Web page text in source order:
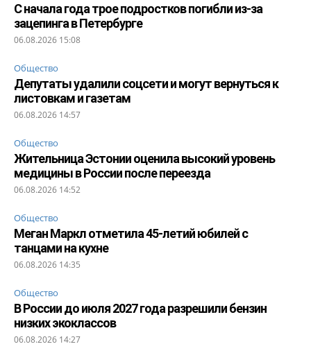
С начала года трое подростков погибли из-за
зацепинга в Петербурге
06.08.2026 15:08
Общество
Депутаты удалили соцсети и могут вернуться к
листовкам и газетам
06.08.2026 14:57
Общество
Жительница Эстонии оценила высокий уровень
медицины в России после переезда
06.08.2026 14:52
Общество
Меган Маркл отметила 45-летий юбилей с
танцами на кухне
06.08.2026 14:35
Общество
В России до июля 2027 года разрешили бензин
низких экоклассов
06.08.2026 14:27